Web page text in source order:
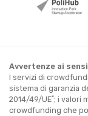
Avvertenze ai sensi
I servizi di
sistema di garanzia
2014/49/UE*; i valori
crowdfunding che